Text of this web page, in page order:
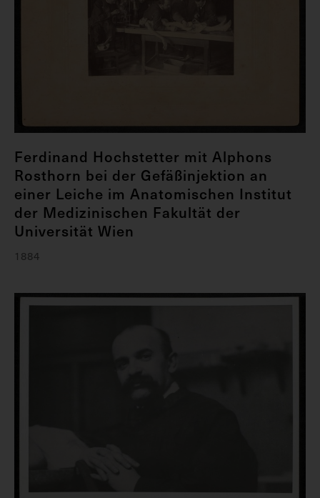
Ferdinand Hochstetter mit Alphons
Rosthorn bei der Gefäßinjektion an
einer Leiche im Anatomischen Institut
der Medizinischen Fakultät der
Universität Wien
1884